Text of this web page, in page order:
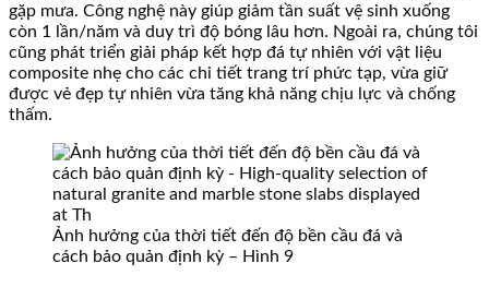
gặp mưa. Công nghệ này giúp giảm tần suất vệ sinh xuống
còn 1 lần/năm và duy trì độ bóng lâu hơn. Ngoài ra, chúng tôi
cũng phát triển giải pháp kết hợp đá tự nhiên với vật liệu
composite nhẹ cho các chi tiết trang trí phức tạp, vừa giữ
được vẻ đẹp tự nhiên vừa tăng khả năng chịu lực và chống
thấm.
Ảnh hưởng của thời tiết đến độ bền cầu đá và
cách bảo quản định kỳ – Hình 9